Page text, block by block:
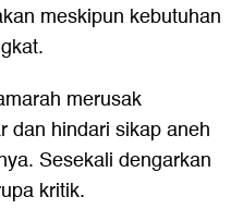
meskipun kebutuhan
merusak
dan hindari sikap aneh
Sesekali dengarkan
kritik.